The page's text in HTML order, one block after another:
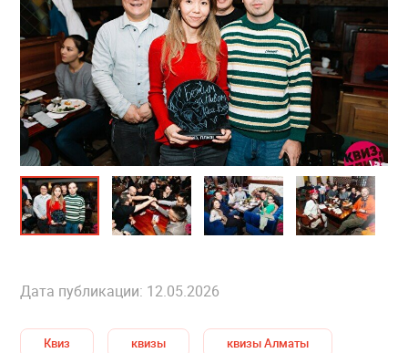
Дата публикации: 12.05.2026
Квиз квизы квизы Алматы